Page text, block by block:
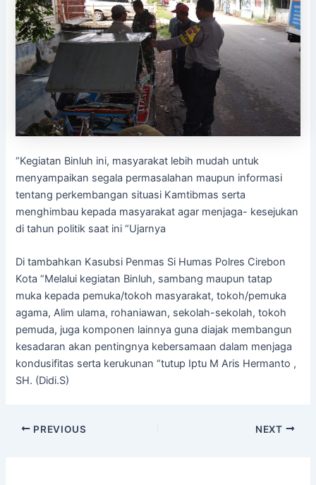
“Kegiatan Binluh ini, masyarakat lebih mudah untuk
menyampaikan segala permasalahan maupun informasi
tentang perkembangan situasi Kamtibmas serta
menghimbau kepada masyarakat agar menjaga- kesejukan
di tahun politik saat ini “Ujarnya
Di tambahkan Kasubsi Penmas Si Humas Polres Cirebon
Kota “Melalui kegiatan Binluh, sambang maupun tatap
muka kepada pemuka/tokoh masyarakat, tokoh/pemuka
agama, Alim ulama, rohaniawan, sekolah-sekolah, tokoh
pemuda, juga komponen lainnya guna diajak membangun
kesadaran akan pentingnya kebersamaan dalam menjaga
kondusifitas serta kerukunan “tutup Iptu M Aris Hermanto ,
SH. (Didi.S)
PREVIOUS NEXT